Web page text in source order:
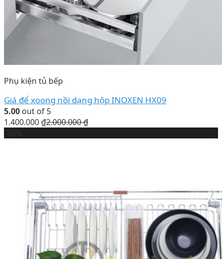
Phụ kiện tủ bếp
Giá để xoong nồi dạng hộp INOXEN HX09
5.00 out of 5
1.400.000 ₫2.000.000₫